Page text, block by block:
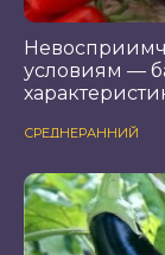
условиям —
СРЕДНЕРАННИЙ